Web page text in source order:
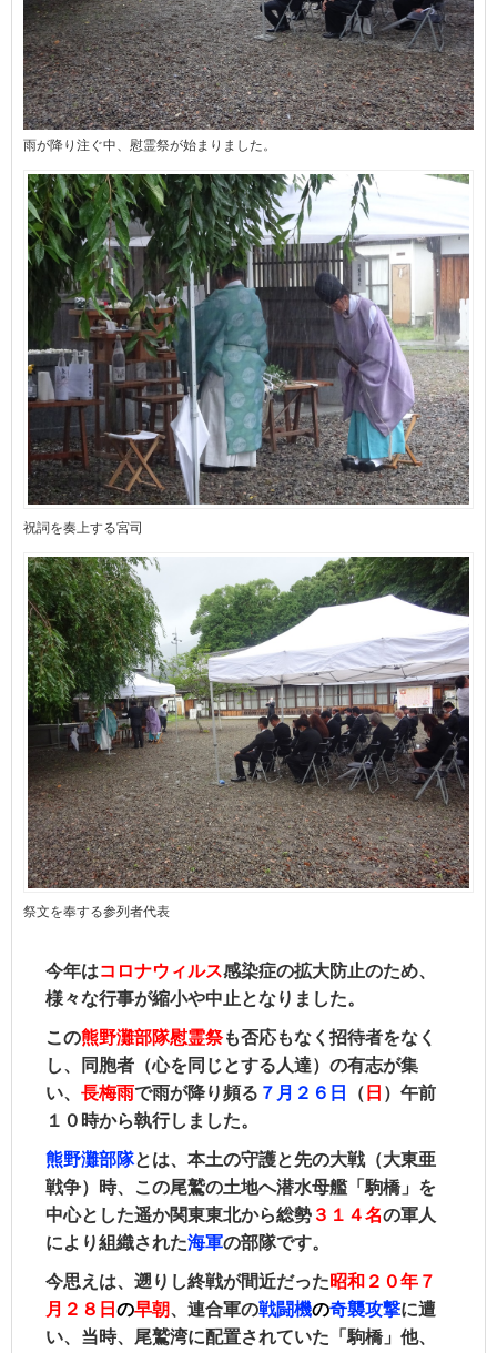
雨が降り注ぐ中、慰霊祭が始まりました。
祝詞を奏上する宮司
祭文を奉する参列者代表
今年はコロナウィルス感染症の拡大防止のため、
様々な行事が縮小や中止となりました。
この熊野灘部隊慰霊祭も否応もなく招待者をなく
し、同胞者（心を同じとする人達）の有志が集
い、 長梅雨で雨が降り頻る ７月２６日 （ 日 ）午前
１０時から執行しました。
熊野灘部隊とは、 本土の守護と先の大戦（大東亜
戦争）時、この尾鷲の土地へ潜水母艦「駒橋」を
中心とした遥か関東東北から総勢 ３１４名の軍人
により組織された海軍の部隊です。
今思えは、遡りし終戦が間近だった 昭和２０年７
月２８日 の早朝、連合軍の戦闘機の奇襲攻撃に遭
い、当時、尾鷲湾に配置されていた「駒橋」他、